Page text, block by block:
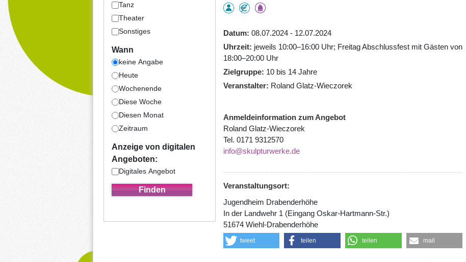
Tanz
Theater
Sonstiges
Wann
keine Angabe
Heute
Wochenende
Diese Woche
Diesen Monat
Zeitraum
Anzeige von digitalen
Angeboten:
Digitales Angebot
Datum 08.07.2024 - 12.07.2024
Uhrzeit
jeweils 10:00–16:00 Uhr; Freitag Abschlussfest mit Gästen von
18:00–20:00 Uhr
Zielgruppe
10 bis 14 Jahre
Veranstalter
Roland Glatz-Wieczorek
Anmeldeinformation zum Angebot
Roland Glatz-Wieczorek
Tel. 0171 9312570
info@skulpturwerke.de
Veranstaltungsort:
Jugendheim Drabenderhöhe
In der Landwehr 1 (Eingang Oskar-Hartmann-Str.)
51674 Wiehl-Drabenderhöhe
tweet teilen teilen mail